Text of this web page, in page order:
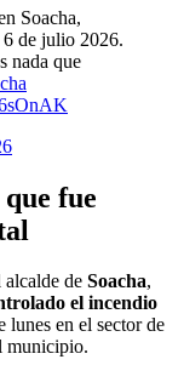
Soacha,
de julio 2026.
nada que
fue
alcalde de Soacha,
el incendio
lunes en el sector de
municipio.